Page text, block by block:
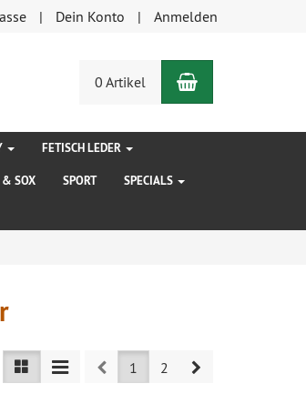
Dein Konto Anmelden
0 Artikel Warenkorb
FETISCH LEDER
& SOX SPORT SPECIALS
Prev1 2 Next